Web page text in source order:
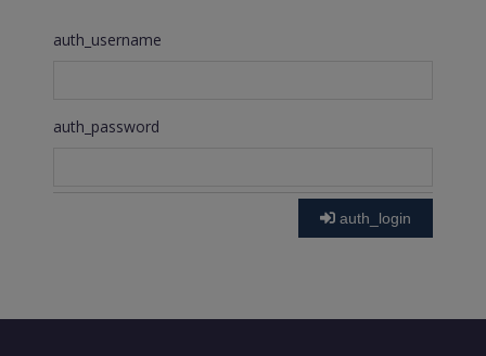
auth_username
auth_password
auth_login